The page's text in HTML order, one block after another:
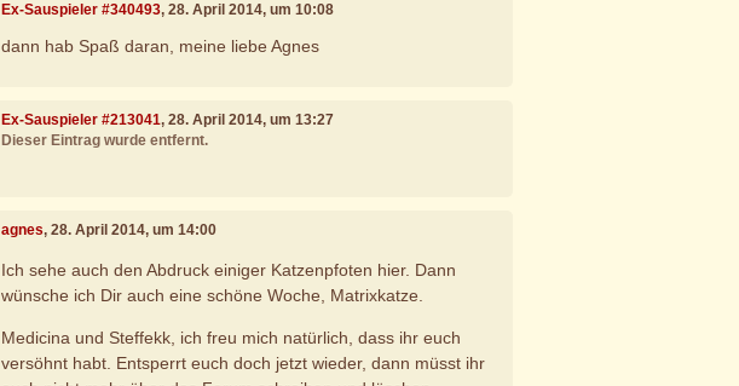
Ex-Sauspieler #340493, 28. April 2014, um 10:08
dann hab Spaß daran, meine liebe Agnes
Ex-Sauspieler #213041, 28. April 2014, um 13:27
Dieser Eintrag wurde entfernt.
agnes, 28. April 2014, um 14:00
Ich sehe auch den Abdruck einiger Katzenpfoten hier. Dann
wünsche ich Dir auch eine schöne Woche, Matrixkatze.
Medicina und Steffekk, ich freu mich natürlich, dass ihr euch
versöhnt habt. Entsperrt euch doch jetzt wieder, dann müsst ihr